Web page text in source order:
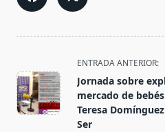
class="nav-
subtitle
screen-
ENTRADA ANTERIOR:
Jornada sobre
mercado de
Teresa
Ser